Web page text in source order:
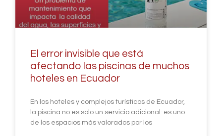
El error invisible que está
afectando las piscinas de muchos
hoteles en Ecuador
En los hoteles y complejos turísticos de Ecuador,
la piscina no es solo un servicio adicional: es uno
de los espacios más valorados por los